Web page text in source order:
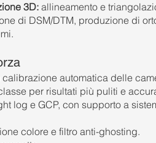
3D: allineamento e
di DSM/DTM, produzione di
automatica delle
per risultati più puliti e
log e GCP, con supporto a
colore e filtro anti-ghosting.